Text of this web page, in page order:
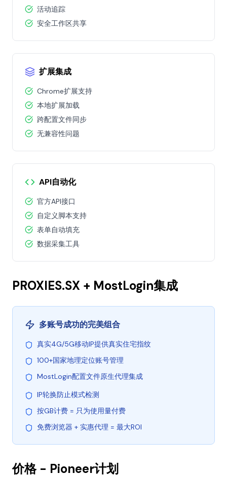
活动追踪
安全工作区共享
扩展集成
Chrome扩展支持
本地扩展加载
跨配置文件同步
无兼容性问题
API自动化
官方API接口
自定义脚本支持
表单自动填充
数据采集工具
PROXIES.SX + MostLogin集成
多账号成功的完美组合
真实4G/5G移动IP提供真实住宅指纹
100+国家地理定位账号管理
MostLogin配置文件原生代理集成
IP轮换防止模式检测
按GB计费 = 只为使用量付费
免费浏览器 + 实惠代理 = 最大ROI
价格 - Pioneer计划